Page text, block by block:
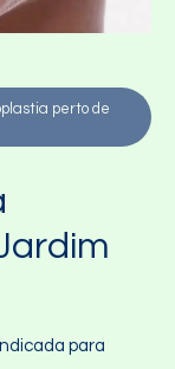
perto de
para